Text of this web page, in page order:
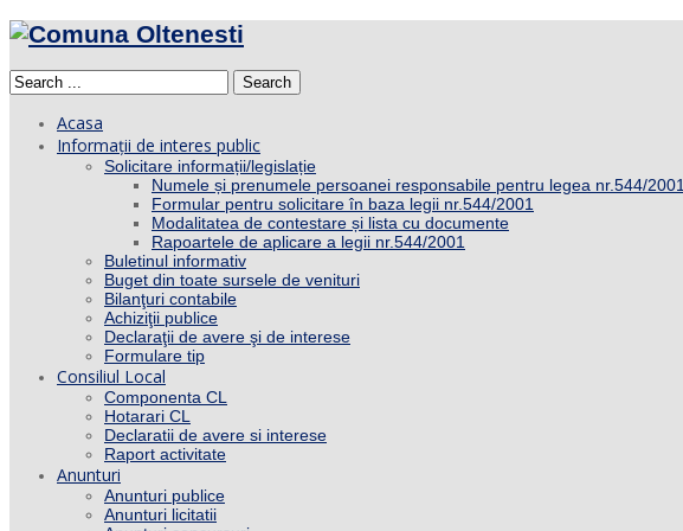
Search
Acasa
Informații de interes public
Solicitare informații/legislație
Numele și prenumele persoanei responsabile pentru legea nr.544/2001
Formular pentru solicitare în baza legii nr.544/2001
Modalitatea de contestare și lista cu documente
Rapoartele de aplicare a legii nr.544/2001
Buletinul informativ
Buget din toate sursele de venituri
Bilanţuri contabile
Achiziţii publice
Declaraţii de avere şi de interese
Formulare tip
Consiliul Local
Componenta CL
Hotarari CL
Declaratii de avere si interese
Raport activitate
Anunturi
Anunturi publice
Anunturi licitatii